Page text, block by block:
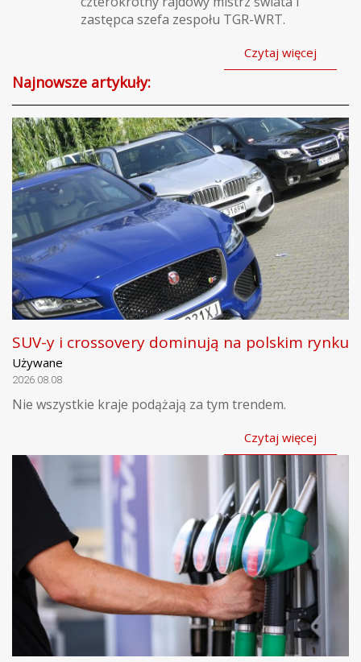
zastępca szefa zespołu TGR-WRT.
Czytaj więcej
Najnowsze artykuły:
SUV-y i crossovery dominują na polskim rynku
Używane
2026.08.08
Nie wszystkie kraje podążają za tym trendem.
Czytaj więcej